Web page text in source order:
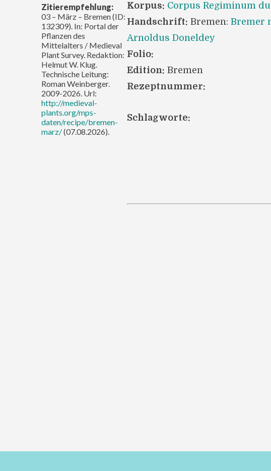
Korpus: Corpus Regiminum
Handschrift: Bremen:Bremer
Arnoldus Doneldey
Folio:
Edition: Bremen
Rezeptnummer:
Schlagworte:
Zitierempfehlung:
03 – März – Bremen (ID:
132309). In: Portal der
Pflanzen des
Mittelalters / Medieval
Plant Survey. Redaktion:
Helmut W. Klug.
Technische Leitung:
Roman Weinberger.
2009-2026. Url:
http://medieval-
plants.org/mps-
daten/recipe/bremen-
marz/(07.08.2026).